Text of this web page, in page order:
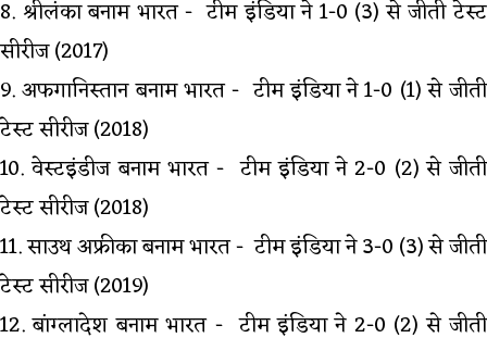
8. श्रीलंका बनाम भारत - टीम इंडिया ने 1-0 (3) से जीती टेस्ट
सीरीज (2017)
9. अफगानिस्तान बनाम भारत - टीम इंडिया ने 1-0 (1) से जीती
टेस्ट सीरीज (2018)
10. वेस्टइंडीज बनाम भारत - टीम इंडिया ने 2-0 (2) से जीती
टेस्ट सीरीज (2018)
11. साउथ अफ्रीका बनाम भारत - टीम इंडिया ने 3-0 (3) से जीती
टेस्ट सीरीज (2019)
12. बांग्लादेश बनाम भारत - टीम इंडिया ने 2-0 (2) से जीती